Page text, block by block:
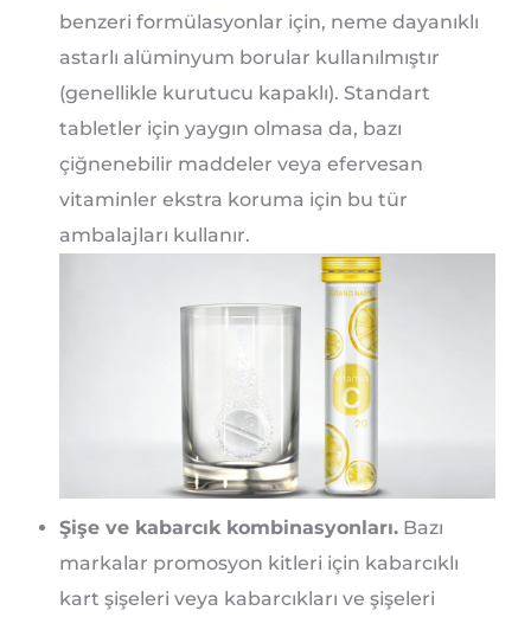
benzeri formülasyonlar için, neme dayanıklı
astarlı alüminyum borular kullanılmıştır
(genellikle kurutucu kapaklı). Standart
tabletler için yaygın olmasa da, bazı
çiğnenebilir maddeler veya efervesan
vitaminler ekstra koruma için bu tür
ambalajları kullanır.
Şişe ve kabarcık kombinasyonları. Bazı
markalar promosyon kitleri için kabarcıklı
kart şişeleri veya kabarcıkları ve şişeleri